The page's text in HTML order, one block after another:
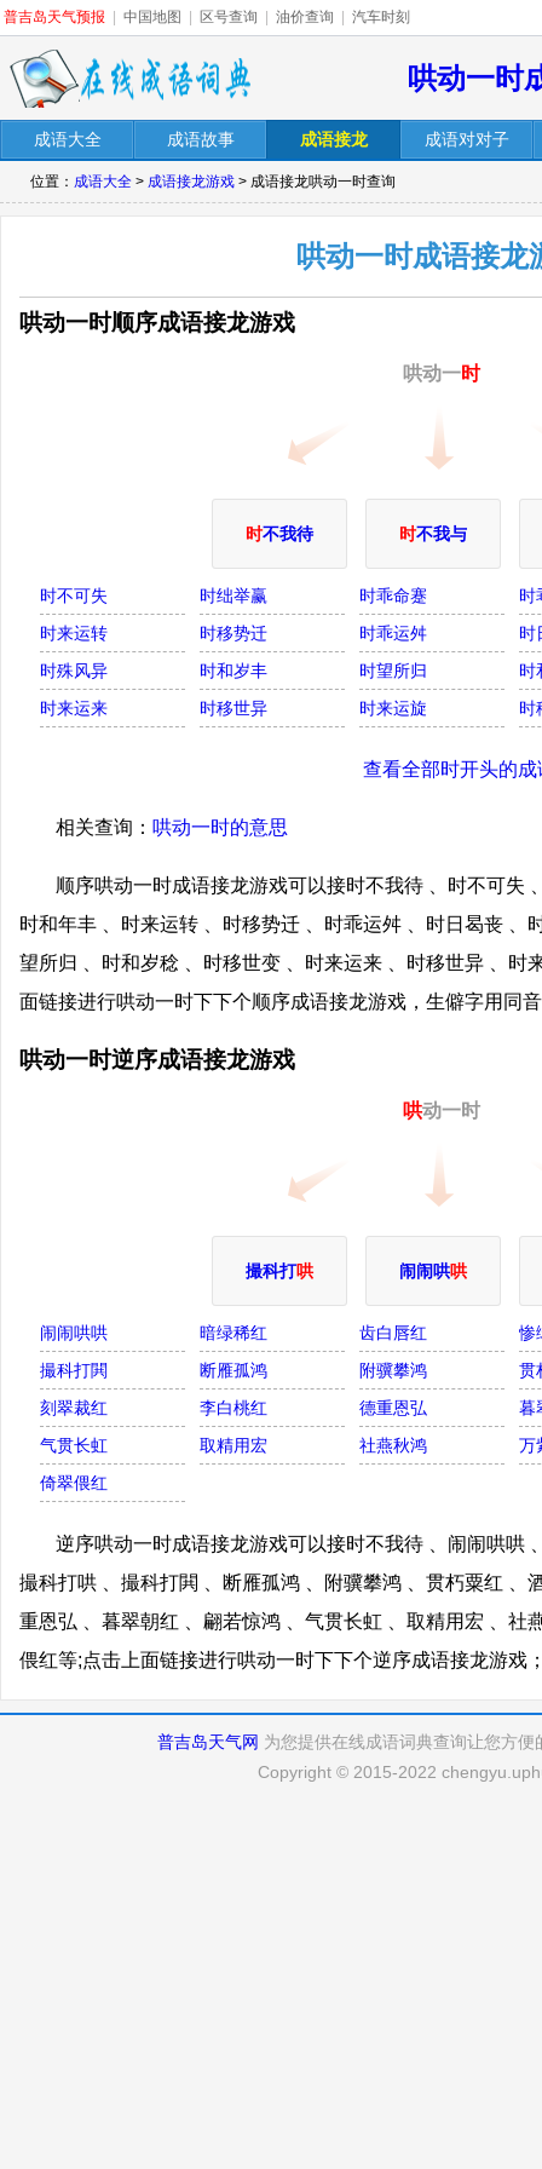
普吉岛天气预报 中国地图 区号查询 油价查询 汽车时刻
哄动一时
成语大全 成语故事 成语接龙 成语对对子
位置： 成语大全 > 成语接龙游戏 > 成语接龙哄动一时查询
哄动一时成语接龙
哄动一时顺序成语接龙游戏
哄动一时
时不我待 时不我与
时不可失 时绌举赢 时乖命蹇
时
时来运转
时移势迁 时乖运舛
时
时殊风异
时和岁丰 时望所归
时
时来运来
时移世异 时来运旋 时
查看全部时开头的成
相关查询： 哄动一时的意思
顺序哄动一时成语接龙游戏可以接时不我待 、时不可失
时和年丰 、时来运转 、时移势迁 、时乖运舛 、时日曷丧 、
望所归 、时和岁稔 、时移世变 、时来运来 、时移世异 、时
面链接进行哄动一时下下个顺序成语接龙游戏，生僻字用同
哄动一时逆序成语接龙游戏
哄动一时
撮科打哄 闹闹哄哄
闹闹哄哄 暗绿稀红 齿白唇红
惨
撮科打閧
断雁孤鸿 附骥攀鸿
贯
刻翠裁红
李白桃红 德重恩弘
暮
气贯长虹
取精用宏 社燕秋鸿
万
倚翠偎红
逆序哄动一时成语接龙游戏可以接时不我待 、闹闹哄哄
撮科打哄 、撮科打閧 、断雁孤鸿 、附骥攀鸿 、贯朽粟红 、
重恩弘 、暮翠朝红 、翩若惊鸿 、气贯长虹 、取精用宏 、社
偎红等;点击上面链接进行哄动一时下下个逆序成语接龙游戏
普吉岛天气网 为您提供在线成语词典查询让您方
Copyright © 2015-2022